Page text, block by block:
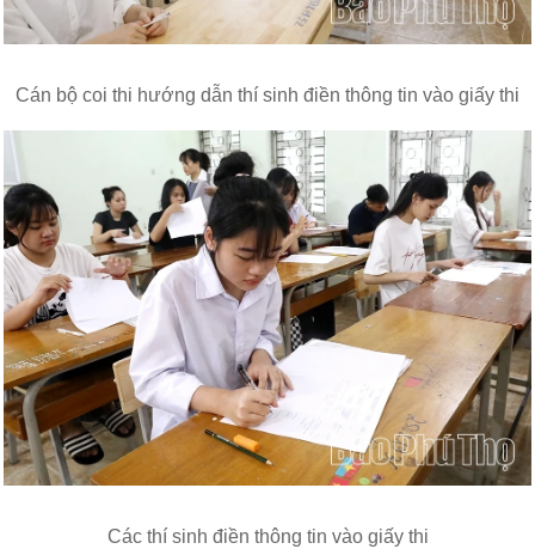
Cán bộ coi thi hướng dẫn thí sinh điền thông tin vào giấy thi
Các thí sinh điền thông tin vào giấy thi